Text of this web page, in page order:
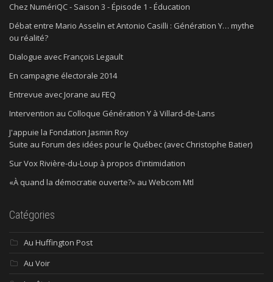
Chez NumériQC - Saison 3 - Épisode 1 - Éducation
Débat entre Mario Asselin et Antonio Casilli : Génération Y… mythe
ou réalité?
Dialogue avec François Legault
En campagne électorale 2014
Entrevue avec Jorane au FEQ
Intervention au Colloque Génération Y à Villard-de-Lans
J'appuie la Fondation Jasmin Roy
Suite au Forum des idées pour le Québec (avec Christophe Batier)
Sur Vox Rivière-du-Loup à propos d'intimidation
«À quand la démocratie ouverte?» au Webcom Mtl
Catégories
Au Huffington Post
Au Voir